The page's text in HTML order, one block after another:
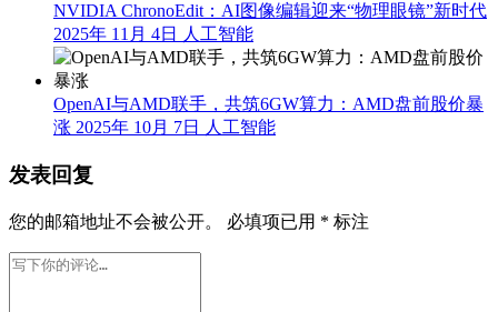
NVIDIA ChronoEdit：AI图像编辑迎来“物理眼镜”新时代
2025年 11月 4日
人工智能
OpenAI与AMD联手，共筑6GW算力：AMD盘前股价暴
涨 2025年 10月 7日 人工智能
发表回复
您的邮箱地址不会被公开。 必填项已用 * 标注